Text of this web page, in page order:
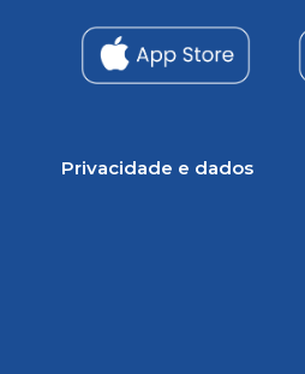
Privacidade e dados